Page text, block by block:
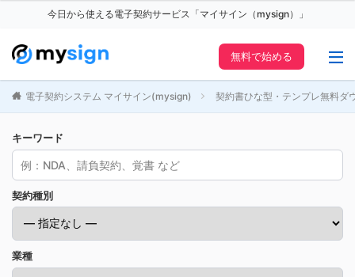
今日から使える電子契約サービス「マイサイン（mysign）」
無料で始める
電子契約システム マイサイン(mysign) 契約書ひな型・テンプレ無料ダ
キーワード
契約種別
業種